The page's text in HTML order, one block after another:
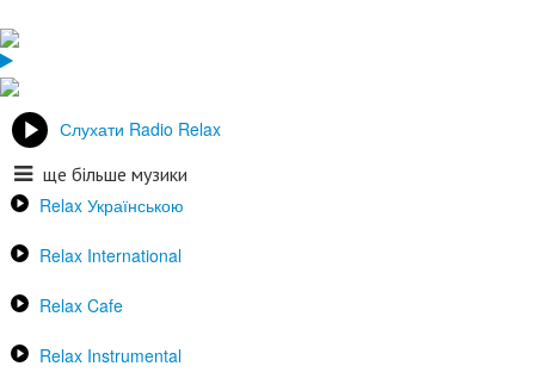
Слухати Radio Relax
ще більше музики
Relax Українською
Relax International
Relax Cafe
Relax Instrumental